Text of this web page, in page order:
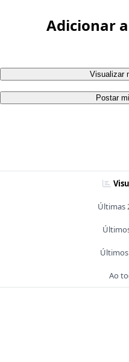
Adicionar
Visualizar
Postar
Últimas
Ao